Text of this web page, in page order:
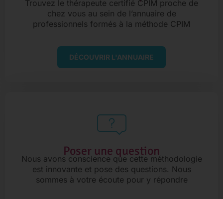
Trouvez le thérapeute certifié CPIM proche de
chez vous au sein de l’annuaire de
professionnels formés à la méthode CPIM
DÉCOUVRIR L'ANNUAIRE
Poser une question
Nous avons conscience que cette méthodologie
est innovante et pose des questions. Nous
sommes à votre écoute pour y répondre